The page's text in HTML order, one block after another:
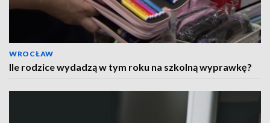
WROCŁAW
Ile rodzice wydadzą w tym roku na szkolną wyprawkę?